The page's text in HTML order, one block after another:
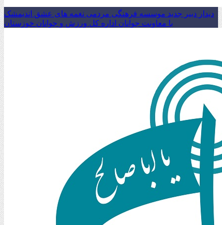
دیدار دبیر جدید موسسه فرهنگی مردمی نغمه های عشق اندیمشک
با معاونت جوانان اداره کل ورزش و جوانان خوزستان